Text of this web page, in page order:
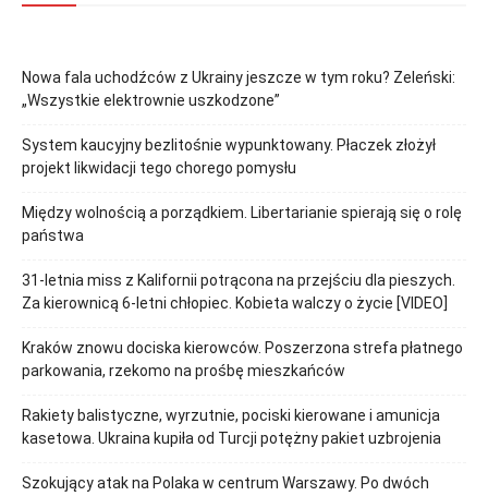
Nowa fala uchodźców z Ukrainy jeszcze w tym roku? Zeleński:
„Wszystkie elektrownie uszkodzone”
System kaucyjny bezlitośnie wypunktowany. Płaczek złożył
projekt likwidacji tego chorego pomysłu
Między wolnością a porządkiem. Libertarianie spierają się o rolę
państwa
31-letnia miss z Kalifornii potrącona na przejściu dla pieszych.
Za kierownicą 6-letni chłopiec. Kobieta walczy o życie [VIDEO]
Kraków znowu dociska kierowców. Poszerzona strefa płatnego
parkowania, rzekomo na prośbę mieszkańców
Rakiety balistyczne, wyrzutnie, pociski kierowane i amunicja
kasetowa. Ukraina kupiła od Turcji potężny pakiet uzbrojenia
Szokujący atak na Polaka w centrum Warszawy. Po dwóch